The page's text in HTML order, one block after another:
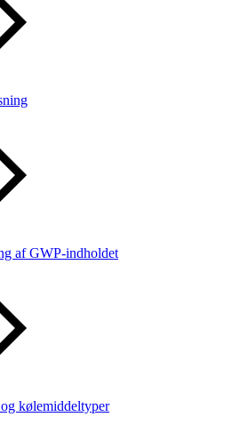
af GWP-indholdet
kølemiddeltyper